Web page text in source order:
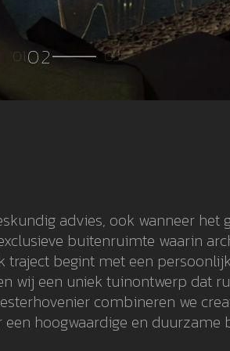
advies, ook wanneer het
buitenruimte waarin
begint met een
wij een uniek tuinontwerp dat
combineren we
hoogwaardige en duurzame